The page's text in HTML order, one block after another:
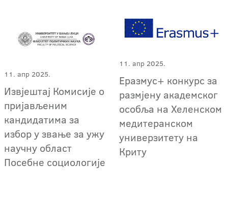
11. апр 2025.
Извјештај Комисије о
пријављеним
кандидатима за
избор у звање за ужу
научну област
Посебне социологије
11. апр 2025.
Еразмус+ конкурс за
размјену академског
особља на Хеленском
медитеранском
универзитету на
Криту